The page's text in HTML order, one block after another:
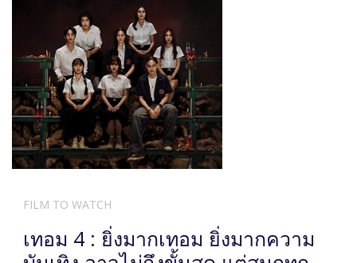
FILM TO WATCH
เทอม 4 : ยิ่งมากเทอม ยิ่งมากความ